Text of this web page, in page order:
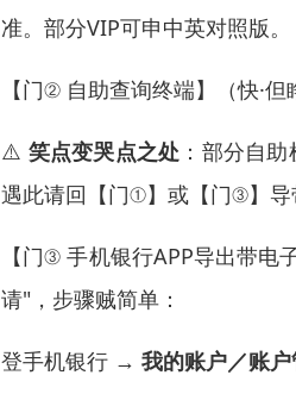
准。部分VIP可申中英对照版。
【门② 自助查询终端】（快
⚠️ 笑点变哭点之处 ：部分自
遇此请回【门①】或【门③】导
【门③ 手机银行APP导出带
请"，步骤贼简单：
登手机银行 → 我的账户／账户